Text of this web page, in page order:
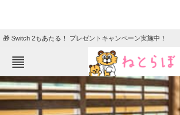
🎁 Switch 2もあたる！ プレゼントキャンペーン実施中！
ねとらぼメニュー
TOP ニュース